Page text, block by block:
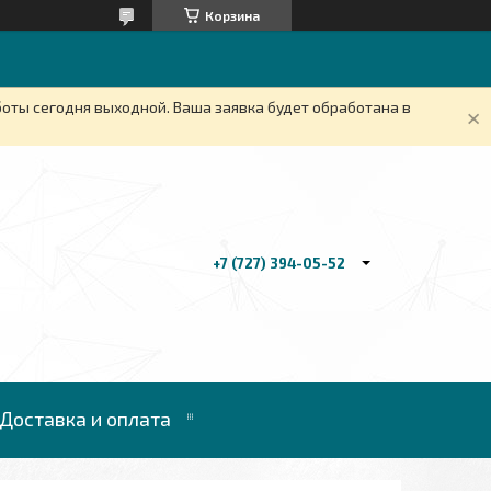
Корзина
сегодня выходной. Ваша заявка будет обработана в
+7 (727) 394-05-52
и оплата